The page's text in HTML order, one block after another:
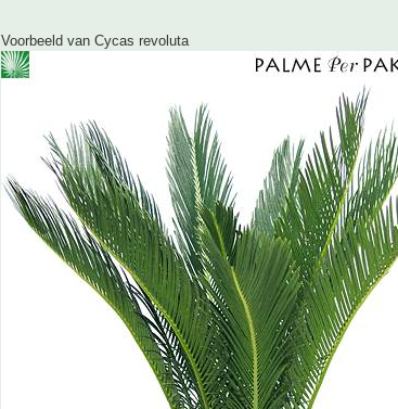
Voorbeeld van Cycas revoluta